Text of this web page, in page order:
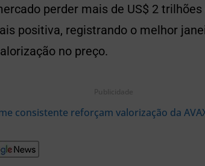
perder mais de US$ 2
positiva, registrando o melhor
no preço.
Publicidade
consistente reforçam valorização da